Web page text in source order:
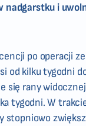
nadgarstku i
po operacji
od kilku tygodni
się rany
tygodni. W
stopniowo